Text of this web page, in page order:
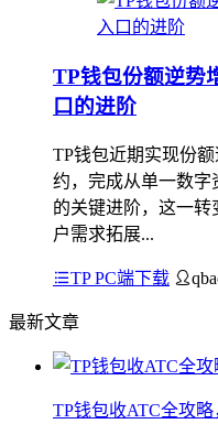
TP钱包份额逆势
口的进阶
TP钱包近期实现份
约，完成从单一数字
的关键进阶，这一转
户需求拓展...
TP PC端下载
最新文章
TP钱包收ATC全攻